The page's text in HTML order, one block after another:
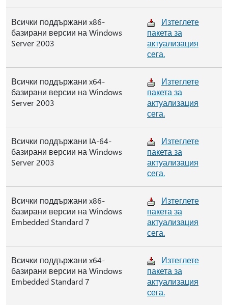
Всички поддържани x86-
базирани версии на Windows
Server 2003
Изтеглете
пакета за
актуализация
сега.
Всички поддържани x64-
базирани версии на Windows
Server 2003
Изтеглете
пакета за
актуализация
сега.
Всички поддържани IA-64-
базирани версии на Windows
Server 2003
Изтеглете
пакета за
актуализация
сега.
Всички поддържани x86-
базирани версии на Windows
Embedded Standard 7
Изтеглете
пакета за
актуализация
сега.
Всички поддържани x64-
базирани версии на Windows
Embedded Standard 7
Изтеглете
пакета за
актуализация
сега.